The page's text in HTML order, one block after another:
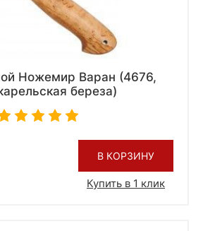
Ножемир Варан (4676,
береза)
В КОРЗИНУ
Купить в 1 клик